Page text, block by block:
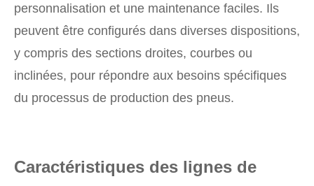
personnalisation et une maintenance faciles. Ils
peuvent être configurés dans diverses dispositions,
y compris des sections droites, courbes ou
inclinées, pour répondre aux besoins spécifiques
du processus de production des pneus.
Caractéristiques des lignes de